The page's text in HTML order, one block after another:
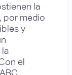
la
por medio
y
el